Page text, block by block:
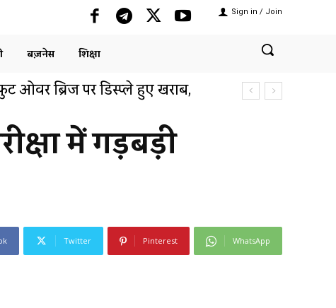
Sign in / Join
बिज़नेस शिक्षा
ओवर ब्रिज पर डिस्प्ले हुए खराब,
से की...में गड़बड़ी
Twitter Pinterest WhatsApp